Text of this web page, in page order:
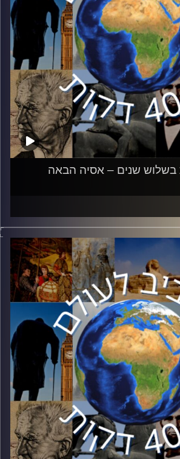
שנים – אסיה הבאה
רגילים לשמוע על מלחמה במזרח
בשבועות האחרונים, ישנה התכנות
לאחר פיגוע מזעזע בחבל קשמיר, הודו
מתיחות שלא נראתה באזור שנים. ד״ר
מדיניות חוץ וביטחון של הודו
הצטרפה אליי כדי להבין את מקורות
המלחמה.